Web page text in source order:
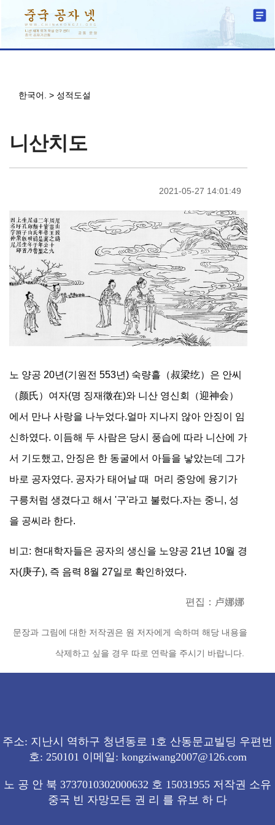
한국어. > 성적도설
니산치도
2021-05-27 14:01:49
노 양공 20년(기원전 553년) 숙량흘（叔梁纥）은 안씨
（颜氏）여자(명 징재徵在)와 니산 영신회（迎神会）
에서 만나 사랑을 나누었다.얼마 지나지 않아 안징이 임
신하였다. 이듬해 두 사람은 당시 풍습에 따라 니산에 가
서 기도했고, 안징은 한 동굴에서 아들을 낳았는데 그가
바로 공자였다. 공자가 태어날 때 머리 중앙에 융기가
구릉처럼 생겼다고 해서 '구'라고 불렀다.자는 중니, 성
을 공씨라 한다.
비고: 현대학자들은 공자의 생신을 노양공 21년 10월 경
자(庚子), 즉 음력 8월 27일로 확인하였다.
편집：卢娜娜
문장과 그림에 대한 저작권은 원 저자에게 속하며 해당 내용을
삭제하고 싶을 경우 따로 연락을 주시기 바랍니다.
주소: 지난시 역하구 청년동로 1호 산동문교빌딩 우편번
호: 250101 이메일: kongziwang2007@126.com
노 공 안 북 3737010302000632 호 15031955 저작권 소유
중국 빈 자망모든 권 리 를 유보 하 다